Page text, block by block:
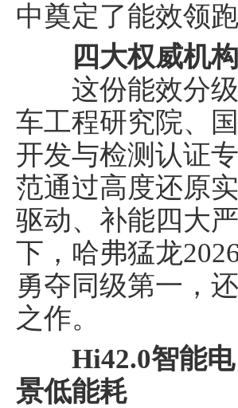
中奠定了能效领跑
四大权威机
这份能效分级
车工程研究院、
开发与检测认证
范通过高度还原
驱动、补能四大
下，哈弗猛龙
勇夺同级第一，
之作。
Hi42.0智能
景低能耗